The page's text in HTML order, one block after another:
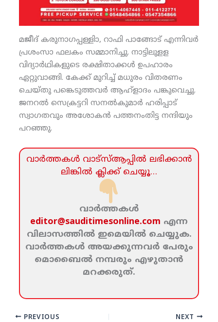
മജീദ് കരുനാഗപ്പള്ളിാ, റാഫി പാങ്ങോട് എന്നിവര്‍
പ്രശംസാ ഫലകം സമ്മാനിച്ചു. നാട്ടിലുളള
വിദ്യാര്‍ഥികളുടെ രക്ഷിതാക്കള്‍ ഉപഹാരം
ഏറ്റുവാങ്ങി. കേക്ക് മുറിച്ച് മധുരം വിതരണം
ചെയ്തു പങ്കെടുത്തവര്‍ ആഹ്‌ളാദം പങ്കുവെച്ചു.
ജനറല്‍ സെക്രട്ടറി സനല്‍കുമാര്‍ ഹരിപ്പാട്
സ്വാഗതവും അശോകന്‍ പത്തനംതിട്ട നന്ദിയും
പറഞ്ഞു.
വാര്‍ത്തകള്‍ വാട്‌സ്‌ആപ്പില്‍ ലഭിക്കാന്‍
ലിങ്കില്‍ ക്ലിക്ക്‌ ചെയ്യൂ…
വാര്‍ത്തകള്‍
editor@sauditimesonline.com എന്ന
വിലാസത്തില്‍ ഇമെയില്‍ ചെയ്യുക.
വാര്‍ത്തകള്‍ അയക്കുന്നവര്‍ പേരും
മൊബൈല്‍ നമ്പരും എഴുതാന്‍
മറക്കരുത്‌.
PREVIOUS NEXT